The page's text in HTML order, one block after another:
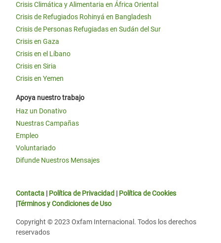
Crisis Climática y Alimentaria en África Oriental
Crisis de Refugiados Rohinyá en Bangladesh
Crisis de Personas Refugiadas en Sudán del Sur
Crisis en Gaza
Crisis en el Líbano
Crisis en Siria
Crisis en Yemen
Apoya nuestro trabajo
Haz un Donativo
Nuestras Campañas
Empleo
Voluntariado
Difunde Nuestros Mensajes
Contacta | Política de Privacidad | Política de Cookies
|Términos y Condiciones de Uso
Copyright © 2023 Oxfam Internacional. Todos los derechos
reservados